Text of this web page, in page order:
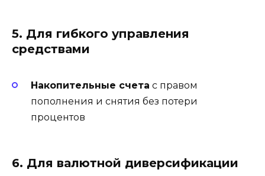
5. Для гибкого управления
средствами
Накопительные счета с правом
пополнения и снятия без потери
процентов
6. Для валютной диверсификации